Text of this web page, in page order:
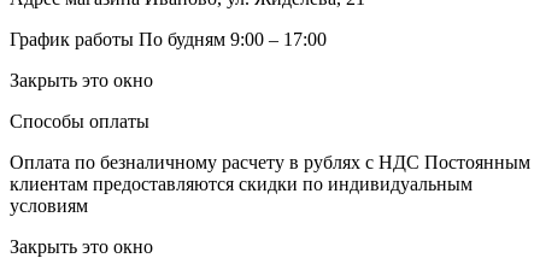
График работы По будням 9:00 – 17:00
Закрыть это окно
Способы оплаты
Оплата по безналичному расчету в рублях с НДС Постоянным
клиентам предоставляются скидки по индивидуальным
условиям
Закрыть это окно